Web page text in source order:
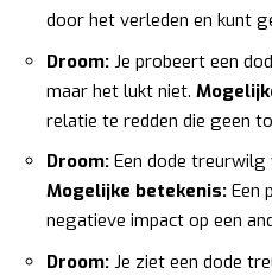
door het verleden en kunt
Droom: Je probeert een
maar het lukt niet.
relatie te redden die geen
Droom: Een dode
Mogelijke betekenis: Een
negatieve impact op een
Droom: Je ziet een dode